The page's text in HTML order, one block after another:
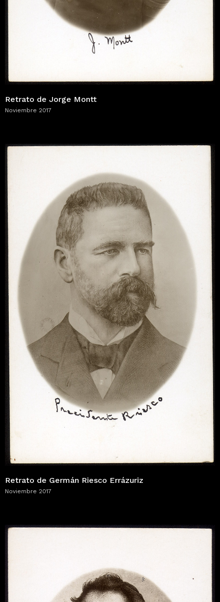
Retrato de Jorge Montt
Noviembre 2017
Retrato de Germán Riesco Errázuriz
Noviembre 2017